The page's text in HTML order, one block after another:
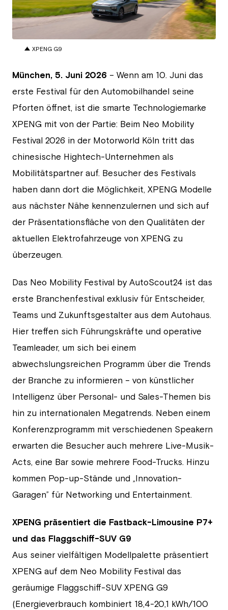
JPG
XPENG G9
München, 5. Juni 2026 – Wenn am 10. Juni das
erste Festival für den Automobilhandel seine
Pforten öffnet, ist die smarte Technologiemarke
XPENG mit von der Partie: Beim Neo Mobility
Festival 2026 in der Motorworld Köln tritt das
chinesische Hightech-Unternehmen als
Mobilitätspartner auf. Besucher des Festivals
haben dann dort die Möglichkeit, XPENG Modelle
aus nächster Nähe kennenzulernen und sich auf
der Präsentationsfläche von den Qualitäten der
aktuellen Elektrofahrzeuge von XPENG zu
überzeugen.
Das Neo Mobility Festival by AutoScout24 ist das
erste Branchenfestival exklusiv für Entscheider,
Teams und Zukunftsgestalter aus dem Autohaus.
Hier treffen sich Führungskräfte und operative
Teamleader, um sich bei einem
abwechslungsreichen Programm über die Trends
der Branche zu informieren – von künstlicher
Intelligenz über Personal- und Sales-Themen bis
hin zu internationalen Megatrends. Neben einem
Konferenzprogramm mit verschiedenen Speakern
erwarten die Besucher auch mehrere Live-Musik-
Acts, eine Bar sowie mehrere Food-Trucks. Hinzu
kommen Pop-up-Stände und „Innovation-
Garagen” für Networking und Entertainment.
XPENG präsentiert die Fastback-Limousine P7+
und das Flaggschiff-SUV G9
Aus seiner vielfältigen Modellpalette präsentiert
XPENG auf dem Neo Mobility Festival das
geräumige Flaggschiff-SUV XPENG G9
(Energieverbrauch kombiniert 18,4-20,1 kWh/100